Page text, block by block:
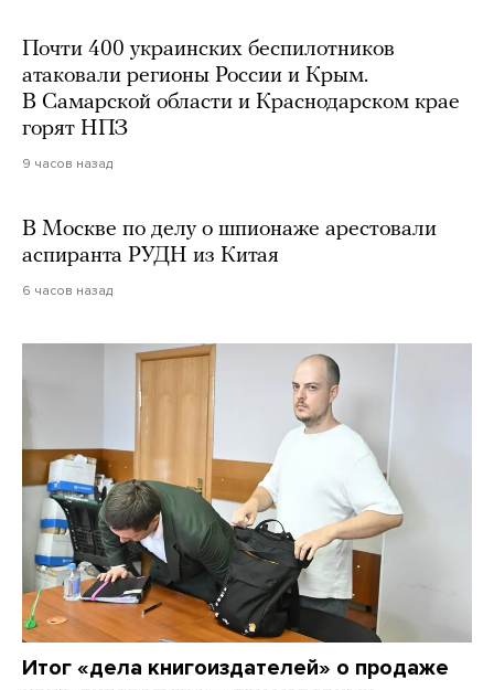
Почти 400 украинских беспилотников
атаковали регионы России и Крым.
В Самарской области и Краснодарском крае
горят НПЗ
9 часов назад
В Москве по делу о шпионаже арестовали
аспиранта РУДН из Китая
6 часов назад
Итог «дела книгоиздателей» о продаже